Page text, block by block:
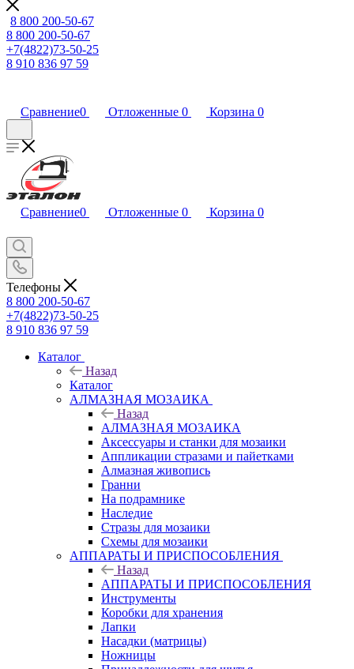
8 800 200-50-67
8 800 200-50-67
+7(4822)73-50-25
8 910 836 97 59
Сравнение0 Отложенные 0 Корзина 0
Сравнение0 Отложенные 0 Корзина 0
Телефоны
8 800 200-50-67
+7(4822)73-50-25
8 910 836 97 59
Каталог
Назад
Каталог
АЛМАЗНАЯ МОЗАИКА
Назад
АЛМАЗНАЯ МОЗАИКА
Аксессуары и станки для мозаики
Аппликации стразами и пайетками
Алмазная живопись
Гранни
На подрамнике
Наследие
Стразы для мозаики
Схемы для мозаики
АППАРАТЫ И ПРИСПОСОБЛЕНИЯ
Назад
АППАРАТЫ И ПРИСПОСОБЛЕНИЯ
Инструменты
Коробки для хранения
Лапки
Насадки (матрицы)
Ножницы